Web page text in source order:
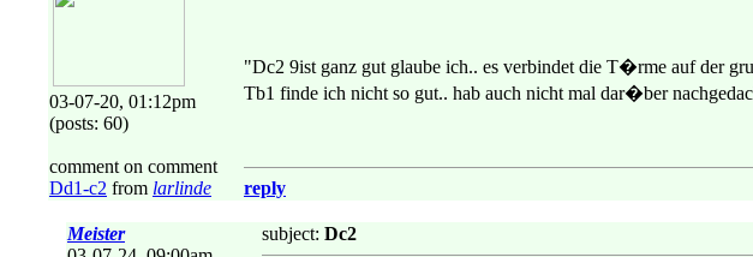
03-07-20, 01:12pm
(posts: 60)
comment on comment
Dd1-c2 from larlinde
"Dc2 9ist ganz gut glaube ich.. es verbindet die T�rme auf der
Tb1 finde ich nicht so gut.. hab auch nicht mal dar�ber
reply
Meister
subject: Dc2